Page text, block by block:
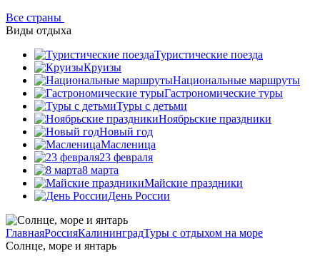
Все страны
Виды отдыха
Туристические поезда
Круизы
Национальные маршруты
Гастрономические туры
Туры с детьми
Ноябрьские праздники
Новый год
Масленица
23 февраля
8 марта
Майские праздники
День России
ГлавнаяРоссияКалининградТуры с отдыхом на море
Солнце, море и янтарь